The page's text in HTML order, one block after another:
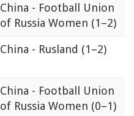
China - Football Union
of Russia Women (1–2)
China - Rusland (1–2)
China - Football Union
of Russia Women (0–1)